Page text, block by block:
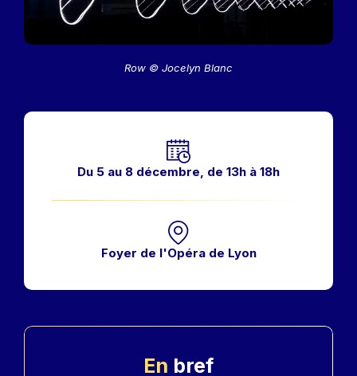
Row © Jocelyn Blanc
Du 5 au 8 décembre, de 13h à 18h
Foyer de l'Opéra de Lyon
En bref